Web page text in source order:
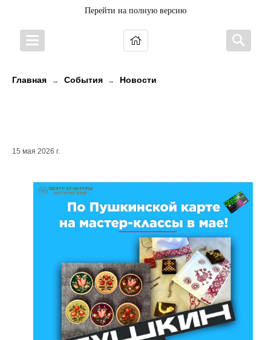
Перейти на полную версию
Главная → События → Новости
15 мая 2026 г.